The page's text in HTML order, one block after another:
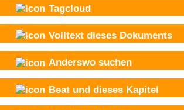
Tagcloud
Volltext dieses Dokuments
Anderswo suchen
Beat und dieses Kapitel